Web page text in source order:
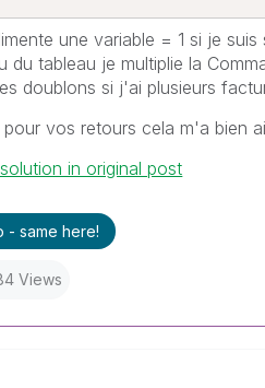
une variable = 1 si je
du tableau je multiplie la
doublons si j'ai plusieurs
pour vos retours cela m'a bien
in original post
- same here!
Views